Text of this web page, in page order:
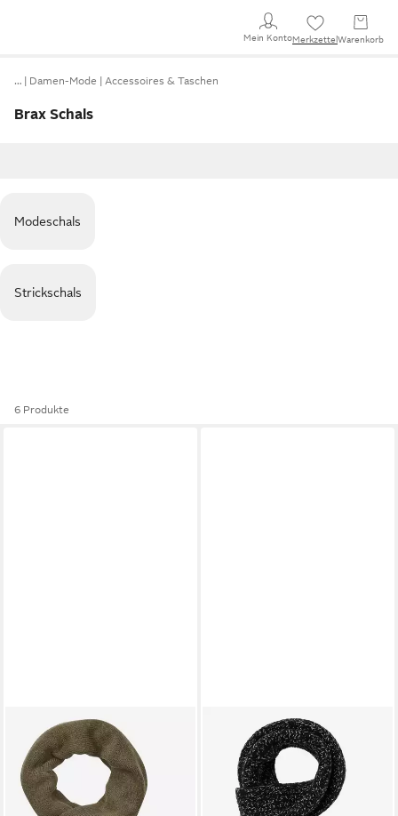
Mein KontoMerkzettel Warenkorb
… Damen-Mode Accessoires & Taschen
Brax Schals
Modeschals
Strickschals
6 Produkte
Schal
42,46 € UVP 49,95 €
-15%
lieferbar - in 3-4 Werktagen bei dir
Strickschal Schal mit wertigen
Lurexdetails
ab 53,95 € UVP89,95 €
-40%